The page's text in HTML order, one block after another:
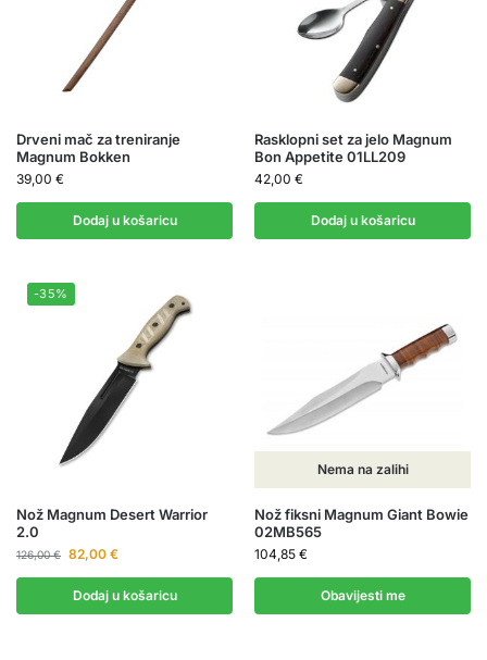
Drveni mač za treniranje
Magnum Bokken
39,00 €
Dodaj u košaricu
Rasklopni set za jelo Magnum
Bon Appetite 01LL209
42,00 €
Dodaj u košaricu
-35%
Nož Magnum Desert Warrior
2.0
126,00€ 82,00 €
Dodaj u košaricu
Nema na zalihi
Nož fiksni Magnum Giant Bowie
02MB565
104,85 €
Obavijesti me